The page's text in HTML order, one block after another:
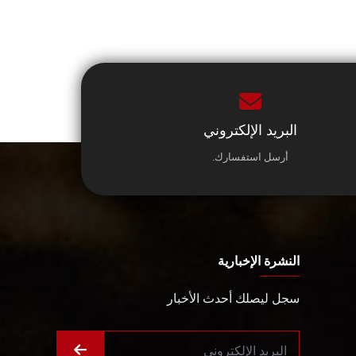
البريد الإلكتروني
أرسل استفسارك.
النشرة الإخبارية
سجل ليصلك أحدث الأخبار